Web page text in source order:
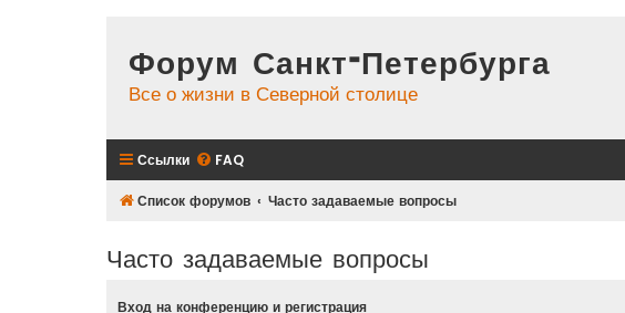
Форум Санкт-Петербурга
Все о жизни в Северной столице
Ссылки FAQ
Список форумов Часто задаваемые вопросы
Часто задаваемые вопросы
Вход на конференцию и регистрация